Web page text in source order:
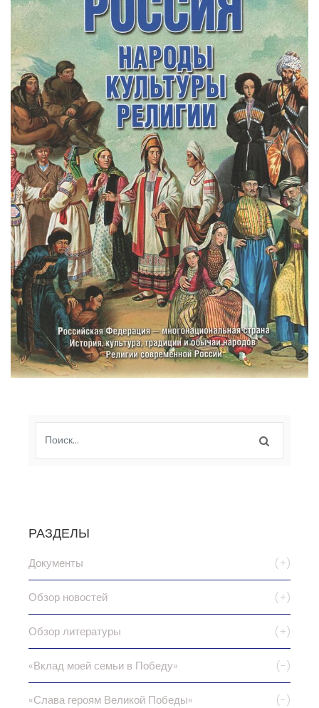
РАЗДЕЛЫ
Документы (+)
Обзор новостей (+)
Обзор литературы (+)
«Вклад моей семьи в Победу» (-)
«Слава героям Великой Победы» (-)